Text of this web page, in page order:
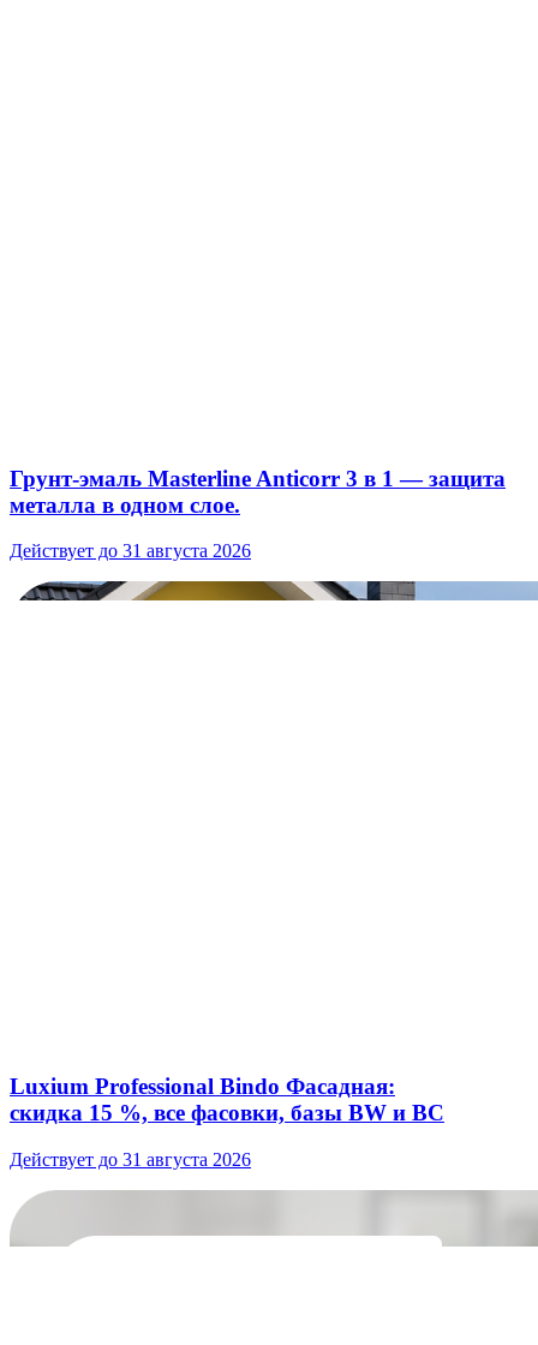
Грунт‑эмаль Masterline Anticorr 3 в 1 — защита
металла в одном слое.
Действует до 31 августа 2026
Luxium Professional Bindo Фасадная:
скидка 15 %, все фасовки, базы BW и BC
Действует до 31 августа 2026